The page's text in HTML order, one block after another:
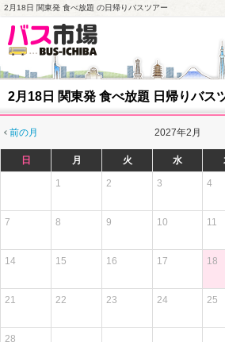
2月18日 関東発 食べ放題 の日帰りバスツアー
2月18日 関東発 食べ放題 日帰りバス
前の月 2027年2月
日 月 火 水
1 2 3 4
7 8 9 10 11
14 15 16 17 18
21 22 23 24 25
28